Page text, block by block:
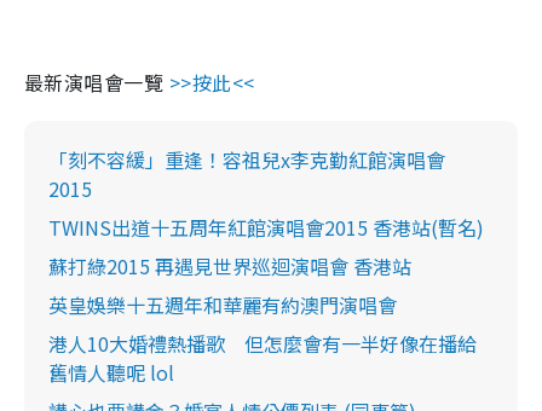
最新演唱會一覽 >>按此<<
「刻不容緩」重逢！容祖兒x李克勤紅館演唱會
2015
TWINS出道十五周年紅館演唱會2015 香港站(暫名)
蘇打綠2015 再遇見世界巡迴演唱會 香港站
英皇娛樂十五週年和華麗有約澳門演唱會
港人10大婚禮熱播歌 但怎麼會有一半好像在播給
舊情人聽呢 lol